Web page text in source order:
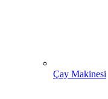
Çay Makinesi